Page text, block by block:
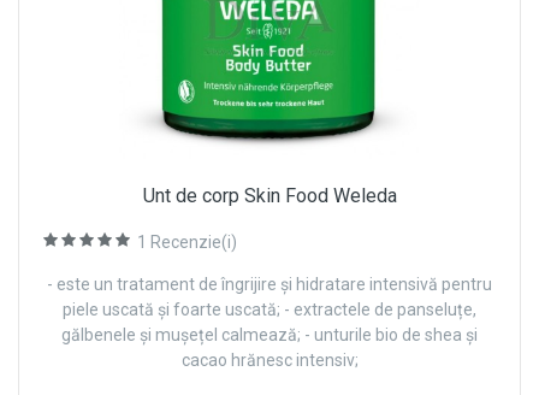
Unt de corp Skin Food Weleda
1 Recenzie(i)
- este un tratament de îngrijire și hidratare intensivă pentru
piele uscată și foarte uscată; - extractele de panseluțe,
gălbenele și mușețel calmează; - unturile bio de shea și
cacao hrănesc intensiv;